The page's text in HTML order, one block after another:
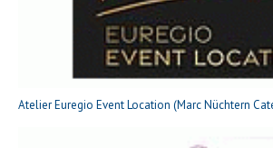
Atelier Euregio Event Location (Marc Nüchtern